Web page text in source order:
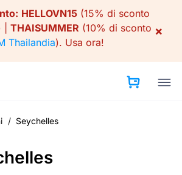
HELLOVN15(15% di sconto
| THAISUMMER (10% di sconto
Thailandia). Usa ora!
×
/ Seychelles